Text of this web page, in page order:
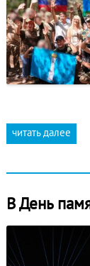
читать далее
В День